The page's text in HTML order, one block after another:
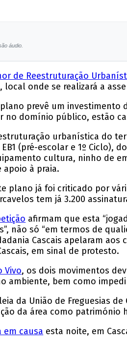
áudio.
de Reestruturação
local onde se realizará a
prevê um investimento
no domínio público, estão
urbanística do
(pré-escolar e 1º Ciclo),
cultura, ninho de
à praia.
plano já foi criticado por
tem já 3.200
afirmam que esta
não só “em termos de
Cascais apelaram
em sinal de protesto.
Vivo, os dois movimentos
ambiente, bem como
da União de Freguesias
da área como património
em causa esta noite, em